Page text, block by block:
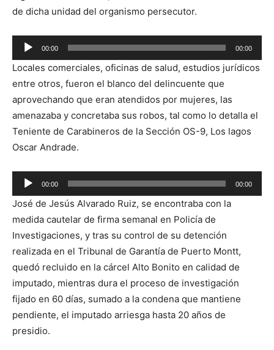
de dicha unidad del organismo persecutor.
Reproductor
de
audio
00:00 00:00
Locales comerciales, oficinas de salud, estudios jurídicos
entre otros, fueron el blanco del delincuente que
aprovechando que eran atendidos por mujeres, las
amenazaba y concretaba sus robos, tal como lo detalla el
Teniente de Carabineros de la Sección OS-9, Los lagos
Oscar Andrade.
Reproductor
de
audio
00:00 00:00
José de Jesús Alvarado Ruiz, se encontraba con la
medida cautelar de firma semanal en Policía de
Investigaciones, y tras su control de su detención
realizada en el Tribunal de Garantía de Puerto Montt,
quedó recluido en la cárcel Alto Bonito en calidad de
imputado, mientras dura el proceso de investigación
fijado en 60 días, sumado a la condena que mantiene
pendiente, el imputado arriesga hasta 20 años de
presidio.